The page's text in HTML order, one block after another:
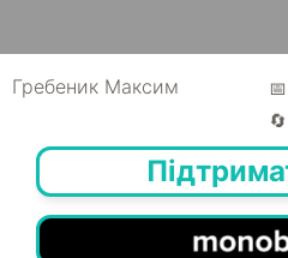
Гребеник Максим